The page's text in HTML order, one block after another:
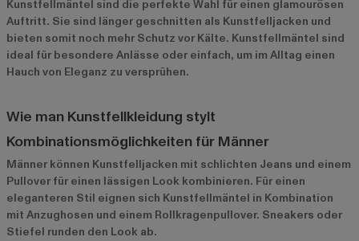
Kunstfellmäntel sind die perfekte Wahl für einen glamourösen
Auftritt. Sie sind länger geschnitten als Kunstfelljacken und
bieten somit noch mehr Schutz vor Kälte. Kunstfellmäntel sind
ideal für besondere Anlässe oder einfach, um im Alltag einen
Hauch von Eleganz zu versprühen.
Wie man Kunstfellkleidung stylt
Kombinationsmöglichkeiten für Männer
Männer können Kunstfelljacken mit schlichten Jeans und einem
Pullover für einen lässigen Look kombinieren. Für einen
eleganteren Stil eignen sich Kunstfellmäntel in Kombination
mit Anzughosen und einem Rollkragenpullover. Sneakers oder
Stiefel runden den Look ab.